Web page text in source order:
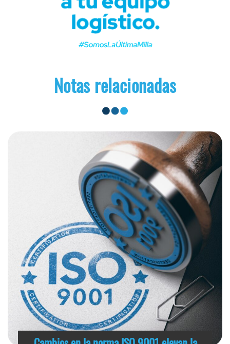
Notas relacionadas